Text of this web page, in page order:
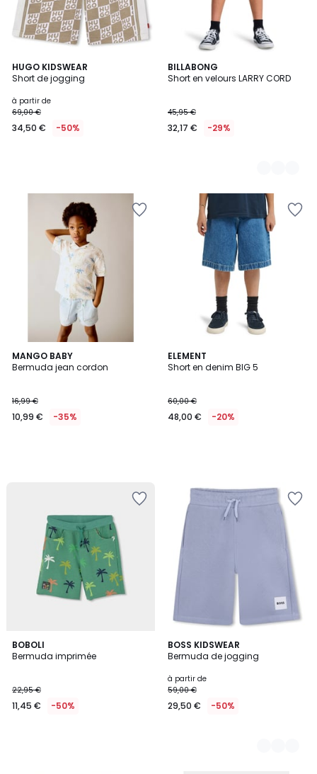
HUGO KIDSWEAR
Short de jogging
à partir de
69,00 €
34,50 € -50%
BILLABONG
Short en velours LARRY CORD
45,95 €
32,17 € -29%
2
Couleurs
MANGO BABY
Bermuda jean cordon
16,99 €
10,99 € -35%
ELEMENT
Short en denim BIG 5
60,00 €
48,00 € -20%
BOBOLI
Bermuda imprimée
22,95 €
11,45 € -50%
BOSS KIDSWEAR
Bermuda de jogging
à partir de
59,00 €
29,50 € -50%
5
Couleurs